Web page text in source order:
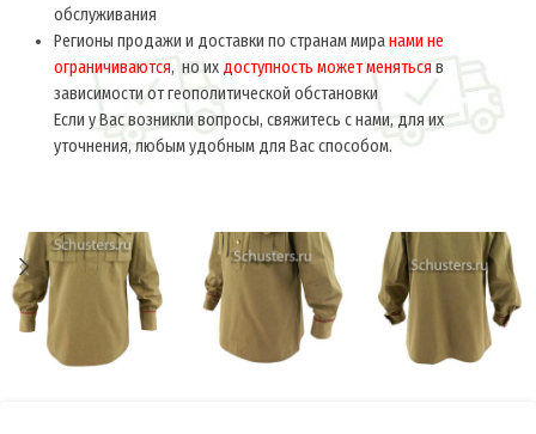
обслуживания
Регионы продажи и доставки по странам миранами не
ограничиваются, но их доступность может меняться в
зависимости от геополитической обстановки
Если у Вас возникли вопросы, свяжитесь с нами, для их
уточнения, любым удобным для Вас способом.